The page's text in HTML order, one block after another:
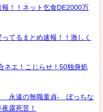
！！ネット乞食DE2000万
てるまとめ速報！！激しく
ネエ！こじらせ！50独身処
永遠の無職童貞- ぼっちな
露死苦！